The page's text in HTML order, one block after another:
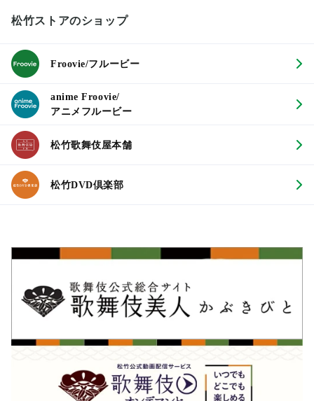
松竹ストアのショップ
Froovie/フルービー
anime Froovie/
アニメフルービー
松竹歌舞伎屋本舗
松竹DVD倶楽部